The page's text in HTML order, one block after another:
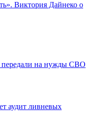
Виктория Дайнеко о
передали на нужды СВО
аудит ливневых